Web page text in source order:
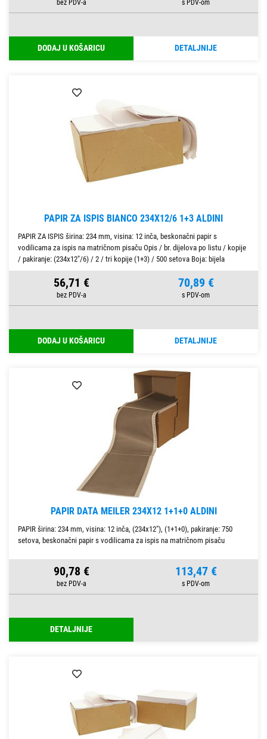
DODAJ U KOŠARICU DETALJNIJE
PAPIR ZA ISPIS BIANCO 234X12/6 1+3 ALDINI
PAPIR ZA ISPIS širina: 234 mm, visina: 12 inča, beskonačni papir s
vodilicama za ispis na matričnom pisaču Opis / br. dijelova po listu / kopije
/ pakiranje: (234x12"/6) / 2 / tri kopije (1+3) / 500 setova Boja: bijela
56,71 € 70,89 €
DODAJ U KOŠARICU DETALJNIJE
PAPIR DATA MEILER 234X12 1+1+0 ALDINI
PAPIR širina: 234 mm, visina: 12 inča, (234x12"), (1+1+0), pakiranje: 750
setova, beskonačni papir s vodilicama za ispis na matričnom pisaču
90,78 € 113,47 €
DETALJNIJE